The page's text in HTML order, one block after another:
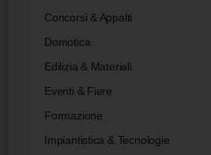
Concorsi & Appalti
Domotica
Edilizia & Materiali
Eventi & Fiere
Formazione
Impiantistica & Tecnologie